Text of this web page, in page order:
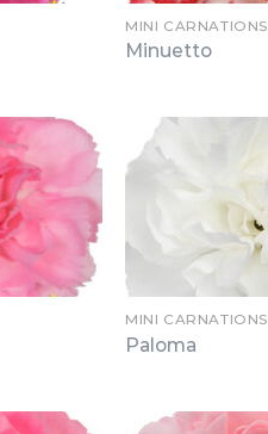
MINI CARNATIONS
Minuetto
MINI CARNATIONS
Paloma